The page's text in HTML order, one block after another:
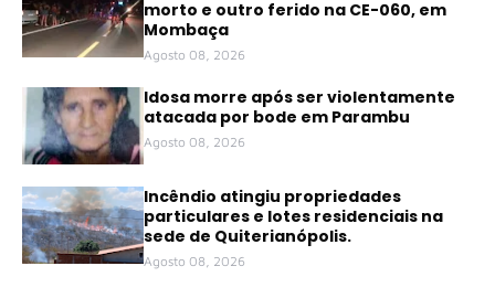
morto e outro ferido na CE-060, em
Mombaça
Agosto 08, 2026
Idosa morre após ser violentamente
atacada por bode em Parambu
Agosto 08, 2026
Incêndio atingiu propriedades
particulares e lotes residenciais na
sede de Quiterianópolis.
Agosto 08, 2026